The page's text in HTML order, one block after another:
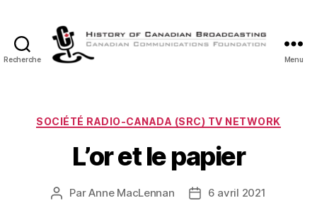
Recherche
Radiodiffusion
Menu
Catégories
SOCIÉTÉ RADIO-CANADA (SRC) TV NETWORK
L’or et le papier
Auteur
ParAnne MacLennan
Date6 avril 2021